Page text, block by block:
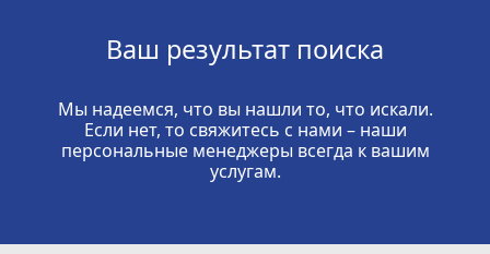
Ваш результат поиска
Мы надеемся, что вы нашли то, что искали.
Если нет, то свяжитесь с нами – наши
персональные менеджеры всегда к вашим
услугам.